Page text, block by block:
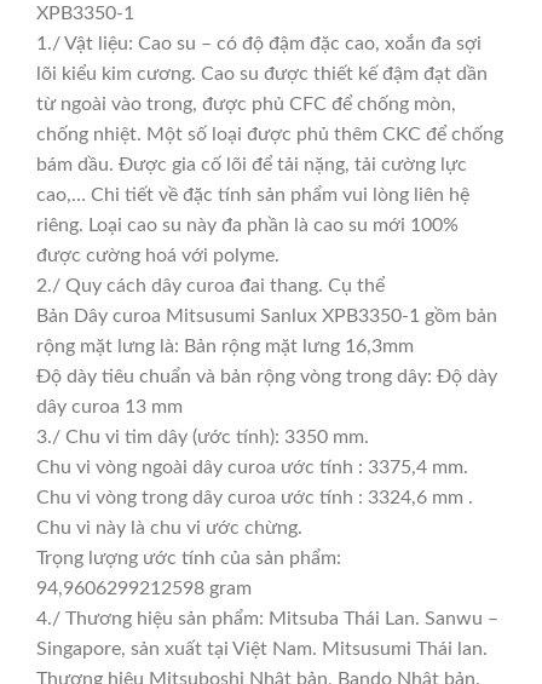
XPB3350-1
1./ Vật liệu: Cao su – có độ đậm đặc cao, xoắn đa sợi
lõi kiểu kim cương. Cao su được thiết kế đậm đạt dần
từ ngoài vào trong, được phủ CFC để chống mòn,
chống nhiệt. Một số loại được phủ thêm CKC để chống
bám dầu. Được gia cố lõi để tải nặng, tải cường lực
cao,… Chi tiết về đặc tính sản phẩm vui lòng liên hệ
riêng. Loại cao su này đa phần là cao su mới 100%
được cường hoá với polyme.
2./ Quy cách dây curoa đai thang. Cụ thể
Bản Dây curoa Mitsusumi Sanlux XPB3350-1 gồm bản
rộng mặt lưng là: Bản rộng mặt lưng 16,3mm
Độ dày tiêu chuẩn và bản rộng vòng trong dây: Độ dày
dây curoa 13 mm
3./ Chu vi tim dây (ước tính): 3350 mm.
Chu vi vòng ngoài dây curoa ước tính : 3375,4 mm.
Chu vi vòng trong dây curoa ước tính : 3324,6 mm .
Chu vi này là chu vi ước chừng.
Trọng lượng ước tính của sản phẩm:
94,9606299212598 gram
4./ Thương hiệu sản phẩm: Mitsuba Thái Lan. Sanwu –
Singapore, sản xuất tại Việt Nam. Mitsusumi Thái lan.
Thương hiệu Mitsuboshi Nhật bản, Bando Nhật bản.